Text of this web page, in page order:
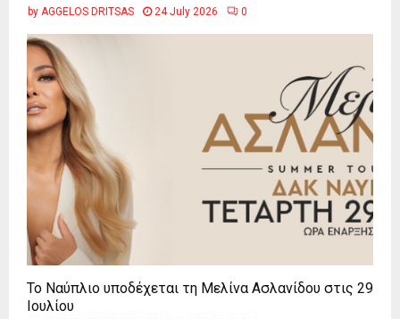
by AGGELOS DRITSAS 24 July 2026 0
Το Ναύπλιο υποδέχεται τη Μελίνα Ασλανίδου στις 29
Ιουλίου